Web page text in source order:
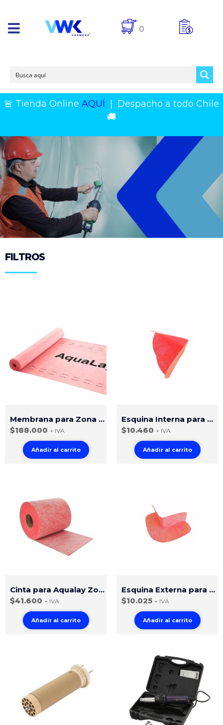
0
🚨 Tienda Online AQUÍ
Despacho a todo Chile
🚚
FILTROS
Membrana para Zona Húmedas Aqualay
$188.000 + IVA
Añadir al carrito
Esquina Interna para Aqualay Zonas Húmedas
$10.460 + IVA
Añadir al carrito
Cinta para Aqualay Zonas Húmedas 15 cm x 30 m
$41.600 + IVA
Añadir al carrito
Esquina Externa para Aqualay Zonas Húmedas
$10.025 + IVA
Añadir al carrito